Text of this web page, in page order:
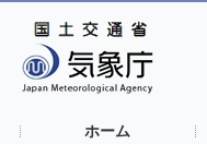
ホーム